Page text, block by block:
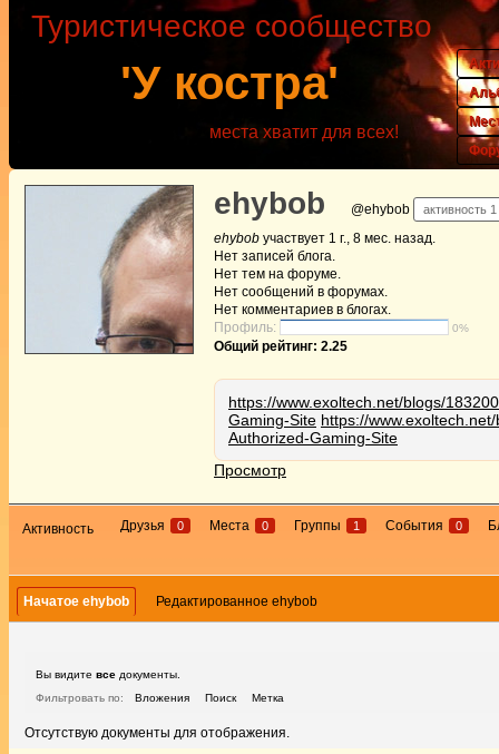
'У костра'
Туристическое сообщество
места хватит для всех!
ehybob @ehybob активность
ehybob участвует 1 г., 8 мес. назад.
Нет записей блога.
Нет тем на форуме.
Нет сообщений в форумах.
Нет комментариев в блогах.
Профиль:
0%
Общий рейтинг: 2.25
https://www.exoltech.net/blogs/
Gaming-Site https://
Authorized-Gaming-Site
Просмотр
Активность Друзья 0 Места 0 Группы 1 События 0
Начатое ehybob Редактированное ehybob
Вы видите все документы.
Фильтровать по:
Вложения Поиск Метка
Отсутствую документы для отображения.